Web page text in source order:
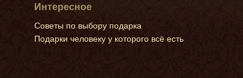
Интересное
Советы по выбору подарка
Подарки человеку у которого всё есть